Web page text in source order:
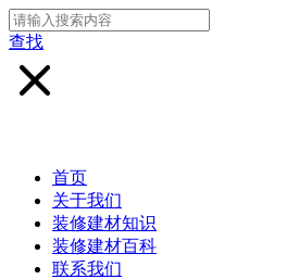
查找
首页
关于我们
装修建材知识
装修建材百科
联系我们